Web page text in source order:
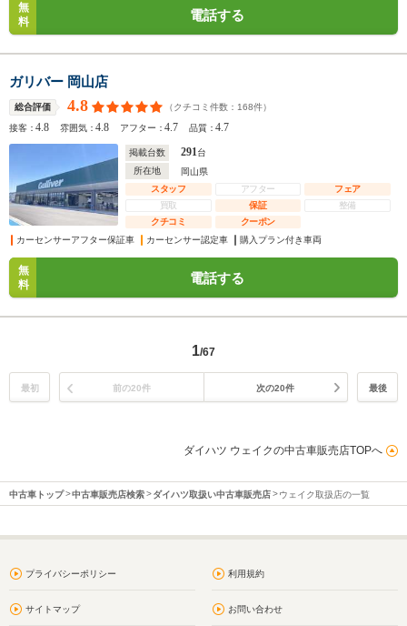
無
料
電話する
ガリバー 岡山店
総合評価 4.8 （クチコミ件数： 168件）
接客：4.8 雰囲気：4.8 アフター：4.7 品質：4.7
掲載台数 291台
所在地
岡山県
スタッフ
アフター
フェア
買取
保証
整備
クチコミ
クーポン
カーセンサーアフター保証車
カーセンサー認定車 購入プラン付き車両
無
料
電話する
1/67
最初 前の20件 次の20件 最後
ダイハツ ウェイクの中古車販売店TOPへ
中古車トップ 中古車販売店検索 ダイハツ取扱い中古車販売店 ウェイク取扱店の一覧
プライバシーポリシー 利用規約
サイトマップ お問い合わせ